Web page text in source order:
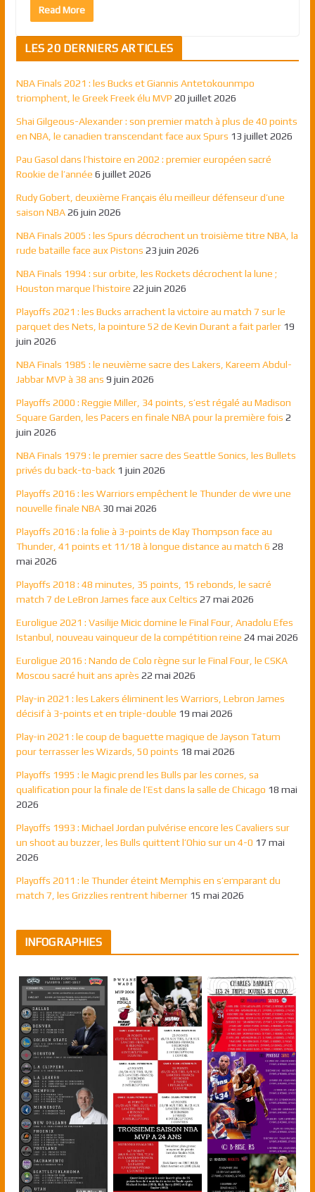
Read More
LES 20 DERNIERS ARTICLES
NBA Finals 2021 : les Bucks et Giannis Antetokounmpo
triomphent, le Greek Freek élu MVP 20 juillet 2026
Shai Gilgeous-Alexander : son premier match à plus de 40 points
en NBA, le canadien transcendant face aux Spurs 13 juillet 2026
Pau Gasol dans l’histoire en 2002 : premier européen sacré
Rookie de l’année 6 juillet 2026
Rudy Gobert, deuxième Français élu meilleur défenseur d’une
saison NBA 26 juin 2026
NBA Finals 2005 : les Spurs décrochent un troisième titre NBA, la
rude bataille face aux Pistons 23 juin 2026
NBA Finals 1994 : sur orbite, les Rockets décrochent la lune ;
Houston marque l’histoire 22 juin 2026
Playoffs 2021 : les Bucks arrachent la victoire au match 7 sur le
parquet des Nets, la pointure 52 de Kevin Durant a fait parler 19
juin 2026
NBA Finals 1985 : le neuvième sacre des Lakers, Kareem Abdul-
Jabbar MVP à 38 ans 9 juin 2026
Playoffs 2000 : Reggie Miller, 34 points, s’est régalé au Madison
Square Garden, les Pacers en finale NBA pour la première fois 2
juin 2026
NBA Finals 1979 : le premier sacre des Seattle Sonics, les Bullets
privés du back-to-back 1 juin 2026
Playoffs 2016 : les Warriors empêchent le Thunder de vivre une
nouvelle finale NBA 30 mai 2026
Playoffs 2016 : la folie à 3-points de Klay Thompson face au
Thunder, 41 points et 11/18 à longue distance au match 6 28
mai 2026
Playoffs 2018 : 48 minutes, 35 points, 15 rebonds, le sacré
match 7 de LeBron James face aux Celtics 27 mai 2026
Euroligue 2021 : Vasilije Micic domine le Final Four, Anadolu Efes
Istanbul, nouveau vainqueur de la compétition reine 24 mai 2026
Euroligue 2016 : Nando de Colo règne sur le Final Four, le CSKA
Moscou sacré huit ans après 22 mai 2026
Play-in 2021 : les Lakers éliminent les Warriors, Lebron James
décisif à 3-points et en triple-double 19 mai 2026
Play-in 2021 : le coup de baguette magique de Jayson Tatum
pour terrasser les Wizards, 50 points 18 mai 2026
Playoffs 1995 : le Magic prend les Bulls par les cornes, sa
qualification pour la finale de l’Est dans la salle de Chicago 18 mai
2026
Playoffs 1993 : Michael Jordan pulvérise encore les Cavaliers sur
un shoot au buzzer, les Bulls quittent l’Ohio sur un 4-0 17 mai
2026
Playoffs 2011 : le Thunder éteint Memphis en s’emparant du
match 7, les Grizzlies rentrent hiberner 15 mai 2026
INFOGRAPHIES